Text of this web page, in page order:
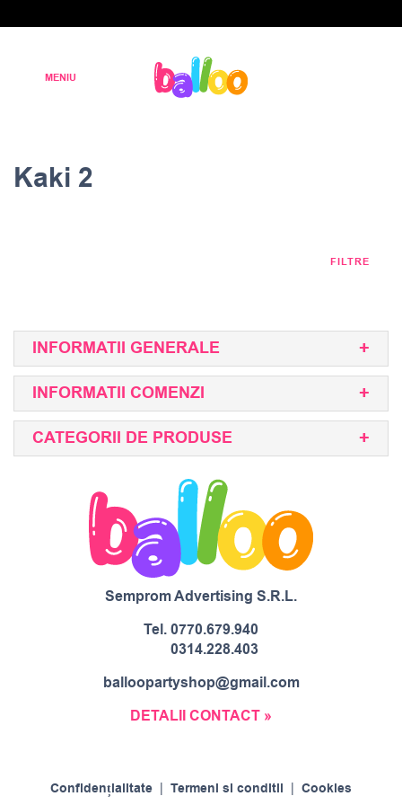
Kaki 2
FILTRE
INFORMATII GENERALE
INFORMATII COMENZI
CATEGORII DE PRODUSE
Semprom Advertising S.R.L.
Tel.0770.679.940
0314.228.403
balloopartyshop@gmail.com
DETALII CONTACT »
Confidențialitate | Termeni si conditii | Cookies